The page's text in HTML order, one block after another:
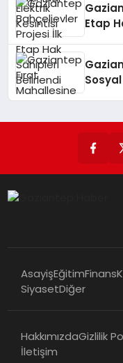
Etap
Sosyal
AsayişEğitimFinans
SiyasetDiğer
HakkımızdaGizlilik
İletişim